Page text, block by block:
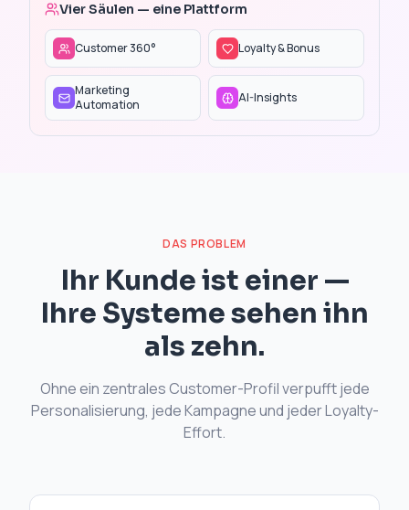
Vier Säulen — eine Plattform
Customer 360° Loyalty & Bonus
Marketing
Automation
AI-Insights
DAS PROBLEM
Ihr Kunde ist einer —
Ihre Systeme sehen ihn
als zehn.
Ohne ein zentrales Customer-Profil verpufft jede
Personalisierung, jede Kampagne und jeder Loyalty-
Effort.